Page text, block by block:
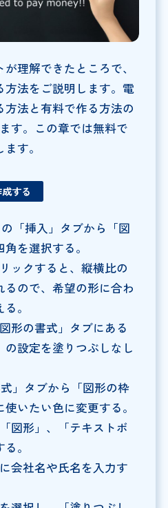
理解できたところで、
方法をご説明します。電
法と有料で作る方法の
す。この章では無料で
す。
する
「挿入」タブから「図
を選択する。
ックすると、縦横比の
ので、希望の形に合わ
。
形の書式」タブにある
の設定を塗りつぶしなし
」タブから「図形の枠
いたい色に変更する。
図形」、「テキストボ
。
会社名や氏名を入力す